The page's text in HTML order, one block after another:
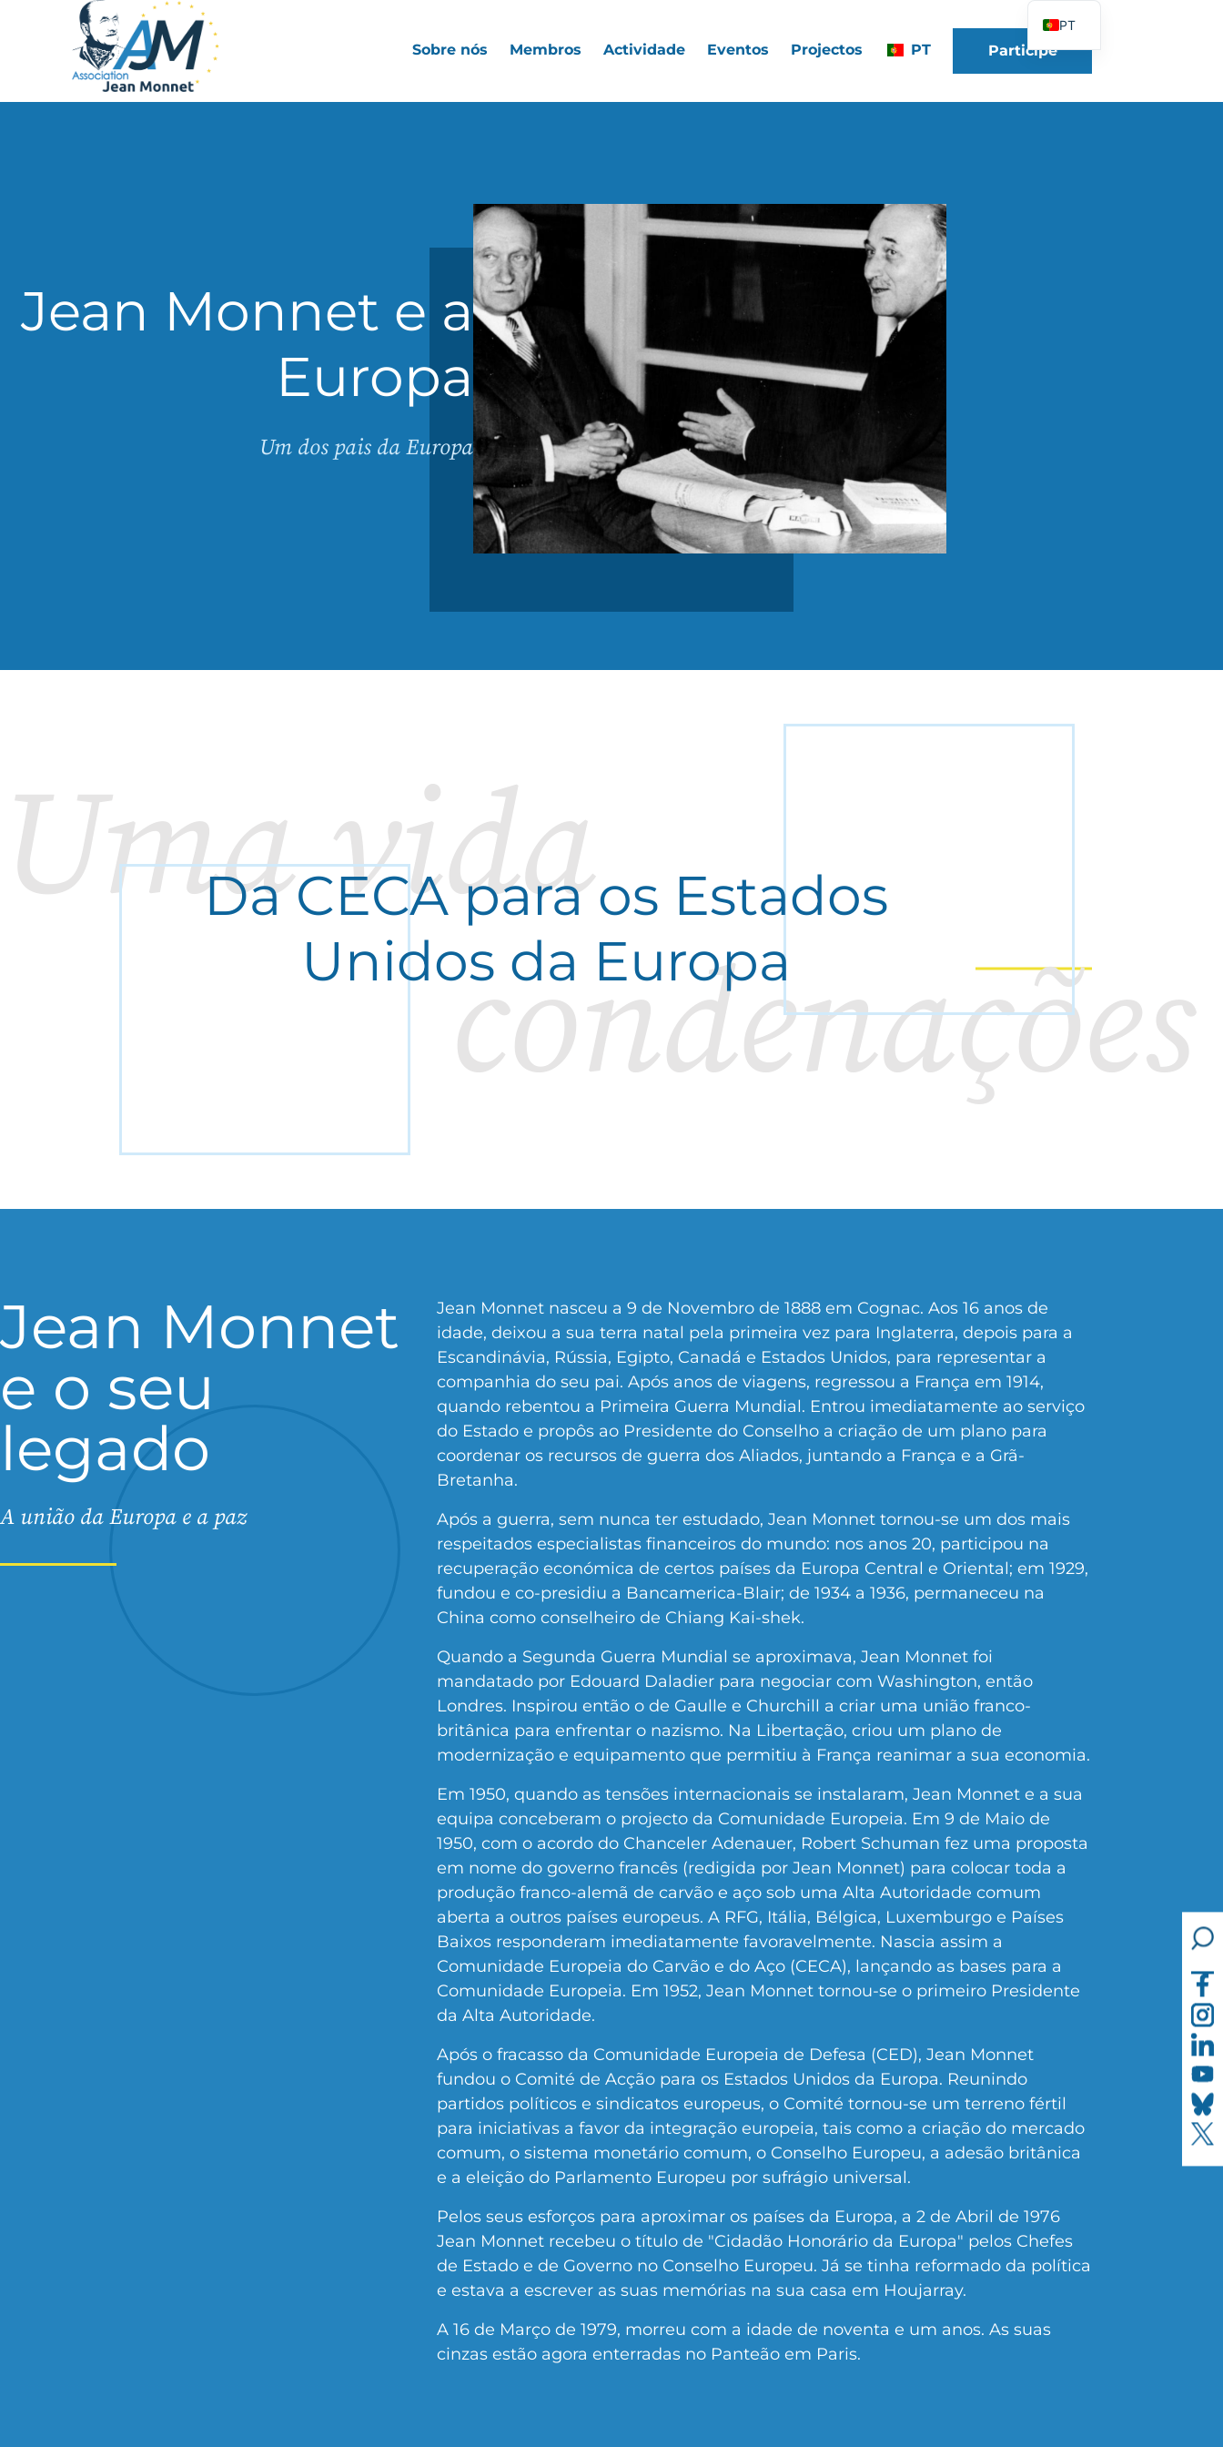
Sobre nós Membros Actividade Eventos Projectos PT Participe
Jean Monnet e a
Europa
Um dos pais da Europa
Da CECA para os Estados
Unidos da Europa
Uma vida
condenações
Jean Monnet
e o seu
legado
A união da Europa e a paz
Jean Monnet nasceu a 9 de Novembro de 1888 em Cognac. Aos 16 anos de
idade, deixou a sua terra natal pela primeira vez para Inglaterra, depois para a
Escandinávia, Rússia, Egipto, Canadá e Estados Unidos, para representar a
companhia do seu pai. Após anos de viagens, regressou a França em 1914,
quando rebentou a Primeira Guerra Mundial. Entrou imediatamente ao serviço
do Estado e propôs ao Presidente do Conselho a criação de um plano para
coordenar os recursos de guerra dos Aliados, juntando a França e a Grã-
Bretanha.
Após a guerra, sem nunca ter estudado, Jean Monnet tornou-se um dos mais
respeitados especialistas financeiros do mundo: nos anos 20, participou na
recuperação económica de certos países da Europa Central e Oriental; em 1929,
fundou e co-presidiu a Bancamerica-Blair; de 1934 a 1936, permaneceu na
China como conselheiro de Chiang Kai-shek.
Quando a Segunda Guerra Mundial se aproximava, Jean Monnet foi
mandatado por Edouard Daladier para negociar com Washington, então
Londres. Inspirou então o de Gaulle e Churchill a criar uma união franco-
britânica para enfrentar o nazismo. Na Libertação, criou um plano de
modernização e equipamento que permitiu à França reanimar a sua economia.
Em 1950, quando as tensões internacionais se instalaram, Jean Monnet e a sua
equipa conceberam o projecto da Comunidade Europeia. Em 9 de Maio de
1950, com o acordo do Chanceler Adenauer, Robert Schuman fez uma proposta
em nome do governo francês (redigida por Jean Monnet) para colocar toda a
produção franco-alemã de carvão e aço sob uma Alta Autoridade comum
aberta a outros países europeus. A RFG, Itália, Bélgica, Luxemburgo e Países
Baixos responderam imediatamente favoravelmente. Nascia assim a
Comunidade Europeia do Carvão e do Aço (CECA), lançando as bases para a
Comunidade Europeia. Em 1952, Jean Monnet tornou-se o primeiro Presidente
da Alta Autoridade.
Após o fracasso da Comunidade Europeia de Defesa (CED), Jean Monnet
fundou o Comité de Acção para os Estados Unidos da Europa. Reunindo
partidos políticos e sindicatos europeus, o Comité tornou-se um terreno fértil
para iniciativas a favor da integração europeia, tais como a criação do mercado
comum, o sistema monetário comum, o Conselho Europeu, a adesão britânica
e a eleição do Parlamento Europeu por sufrágio universal.
Pelos seus esforços para aproximar os países da Europa, a 2 de Abril de 1976
Jean Monnet recebeu o título de "Cidadão Honorário da Europa" pelos Chefes
de Estado e de Governo no Conselho Europeu. Já se tinha reformado da política
e estava a escrever as suas memórias na sua casa em Houjarray.
A 16 de Março de 1979, morreu com a idade de noventa e um anos. As suas
cinzas estão agora enterradas no Panteão em Paris.
PT
FR